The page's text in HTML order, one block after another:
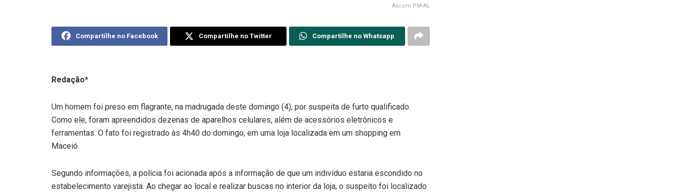
Ascom PM-AL
Compartilhe no Facebook Compartilhe no Twitter Compartilhe no Whatsapp
Redação*
Um homem foi preso em flagrante, na madrugada deste domingo (4), por suspeita de furto qualificado.
Como ele, foram apreendidos dezenas de aparelhos celulares, além de acessórios eletrônicos e
ferramentas. O fato foi registrado às 4h40 do domingo, em uma loja localizada em um shopping em
Maceió.
Segundo informações, a polícia foi acionada após a informação de que um indivíduo estaria escondido no
estabelecimento varejista. Ao chegar ao local e realizar buscas no interior da loja, o suspeito foi localizado